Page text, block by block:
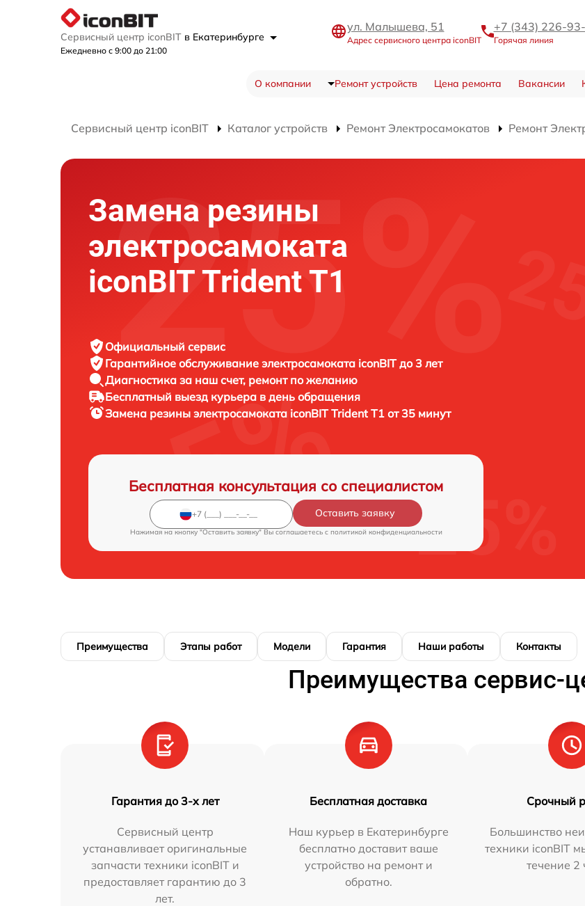
Сервисный центр iconBIT в Екатеринбурге
Ежедневно с 9:00 до 21:00
ул. Малышева, 51
Адрес сервисного центра iconBIT
+7 (343) 226-
Горячая линия
О компании Ремонт устройств Цена ремонта Вакансии
Сервисный центр iconBIT Каталог устройств Ремонт Электросамокатов Ремонт
Замена резины
электросамоката
iconBIT Trident T1
Официальный сервис
Гарантийное обслуживание электросамоката iconBIT до 3 лет
Диагностика за наш счет, ремонт по желанию
Бесплатный выезд курьера в день обращения
Замена резины электросамоката iconBIT Trident T1 от 35 минут
Бесплатная консультация со специалистом
Оставить заявку
Нажимая на кнопку "Оставить заявку" Вы соглашаетесь c политикой конфиденциальности
Преимущества Этапы работ Модели Гарантия Наши работы Контакты
Преимущества сервис-
Гарантия до 3-х лет
Сервисный центр
устанавливает оригинальные
запчасти техники iconBIT и
предоставляет гарантию до 3
лет.
Бесплатная доставка
Наш курьер в Екатеринбурге
бесплатно доставит ваше
устройство на ремонт и
обратно.
Срочный
Большинство
техники iconBIT
течение 2